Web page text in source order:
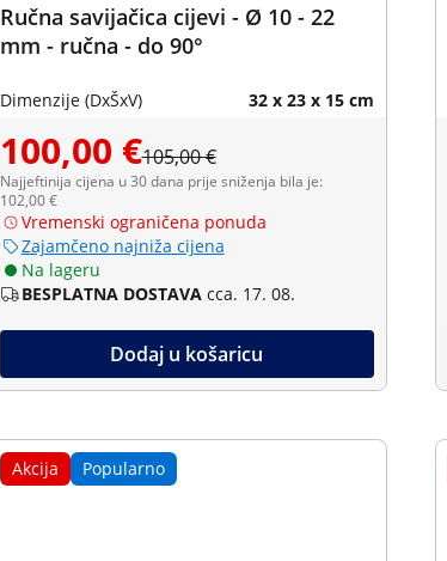
Ručna savijačica cijevi - Ø 10 - 22
mm - ručna - do 90°
Dimenzije (DxŠxV) 32 x 23 x 15 cm
100,00 €105,00 €
Najjeftinija cijena u 30 dana prije sniženja bila je:
102,00 €
Vremenski ograničena ponuda
Zajamčeno najniža cijena
Na lageru
BESPLATNA DOSTAVA cca. 17. 08.
Dodaj u košaricu
Akcija Popularno